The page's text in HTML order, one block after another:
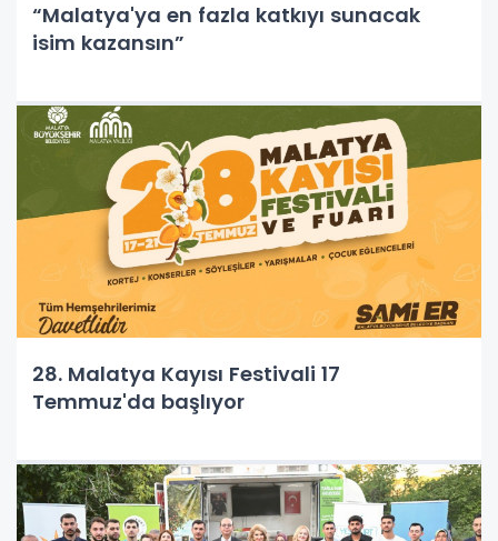
“Malatya'ya en fazla katkıyı sunacak
isim kazansın”
28. Malatya Kayısı Festivali 17
Temmuz'da başlıyor